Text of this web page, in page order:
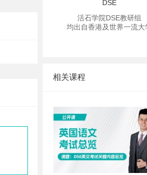
DSE-化学-提高班-课
DSE-物理-基础班-光
动本质-1
1899
DSE
活石学院DSE教研组
均出自香港及世界一流大
相关课程